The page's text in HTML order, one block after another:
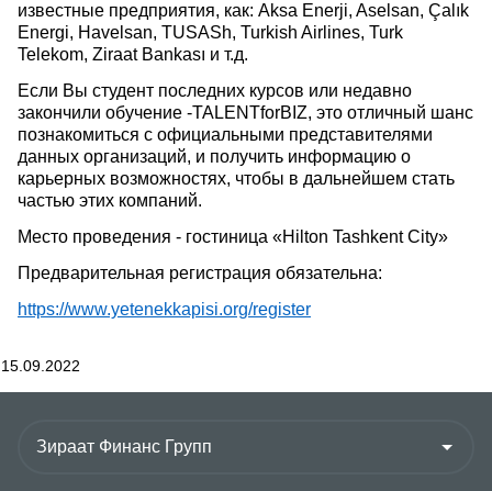
известные предприятия, как: Aksa Enerji, Aselsan, Çalık
Energi, Havelsan, TUSASh, Turkish Airlines, Turk
Telekom, Ziraat Bankası и т.д.
Если Вы студент последних курсов или недавно
закончили обучение -TALENTforBIZ, это отличный шанс
познакомиться с официальными представителями
данных организаций, и получить информацию о
карьерных возможностях, чтобы в дальнейшем стать
частью этих компаний.
Место проведения - гостиница «Hilton Tashkent City»
Предварительная регистрация обязательна:
https://www.yetenekkapisi.org/register
15.09.2022